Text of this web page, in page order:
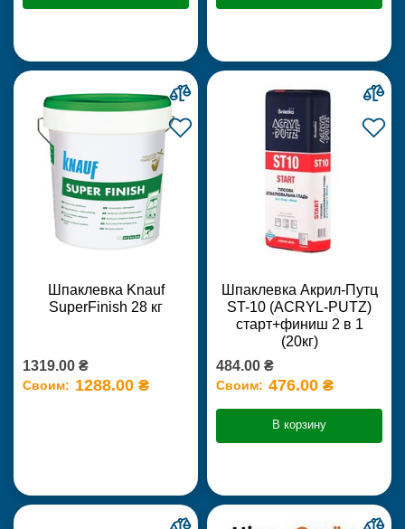
Шпаклевка Knauf
SuperFinish 28 кг
1319.00 ₴
Своим: 1288.00 ₴
Шпаклевка Акрил-Путц
ST-10 (ACRYL-PUTZ)
старт+финиш 2 в 1
(20кг)
484.00 ₴
Своим: 476.00 ₴
В корзину